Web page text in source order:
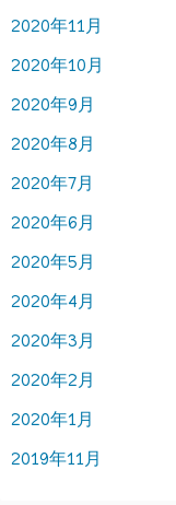
2020年11月
2020年10月
2020年9月
2020年8月
2020年7月
2020年6月
2020年5月
2020年4月
2020年3月
2020年2月
2020年1月
2019年11月